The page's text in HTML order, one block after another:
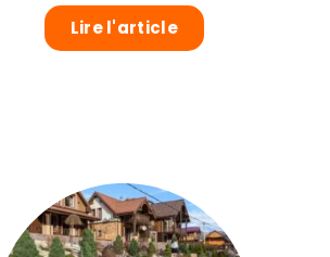
Lire l'article